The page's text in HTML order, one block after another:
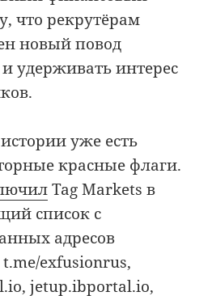
что рекрутёрам
новый повод
удерживать интерес
уже есть
красные флаги.
Tag Markets в
список с
адресов
exfusionrus,
jetup.ibportal.io,